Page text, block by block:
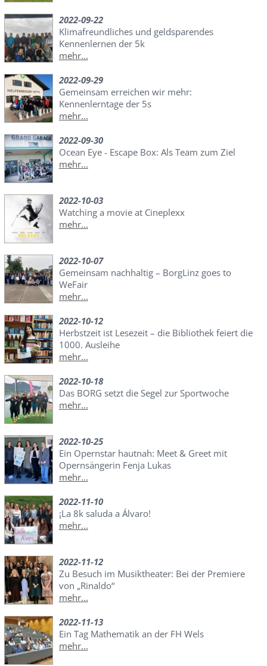
2022-09-22
Klimafreundliches und geldsparendes
Kennenlernen der 5k
mehr...
2022-09-29
Gemeinsam erreichen wir mehr:
Kennenlerntage der 5s
mehr...
2022-09-30
Ocean Eye - Escape Box: Als Team zum Ziel
mehr...
2022-10-03
Watching a movie at Cineplexx
mehr...
2022-10-07
Gemeinsam nachhaltig – BorgLinz goes to
WeFair
mehr...
2022-10-12
Herbstzeit ist Lesezeit – die Bibliothek feiert die
1000. Ausleihe
mehr...
2022-10-18
Das BORG setzt die Segel zur Sportwoche
mehr...
2022-10-25
Ein Opernstar hautnah: Meet & Greet mit
Opernsängerin Fenja Lukas
mehr...
2022-11-10
¡La 8k saluda a Álvaro!
mehr...
2022-11-12
Zu Besuch im Musiktheater: Bei der Premiere
von „Rinaldo“
mehr...
2022-11-13
Ein Tag Mathematik an der FH Wels
mehr...